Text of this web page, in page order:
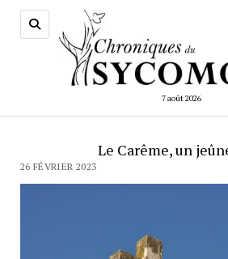
7 août 2026
Le Carême, un
26 FÉVRIER 2023